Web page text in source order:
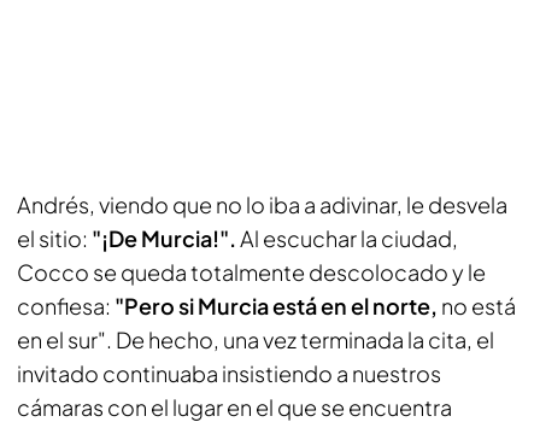
Andrés, viendo que no lo iba a adivinar, le desvela
el sitio: "¡De Murcia!".Al escuchar la ciudad,
Cocco se queda totalmente descolocado y le
confiesa: "Pero si Murcia está en el norte, no está
en el sur". De hecho, una vez terminada la cita, el
invitado continuaba insistiendo a nuestros
cámaras con el lugar en el que se encuentra